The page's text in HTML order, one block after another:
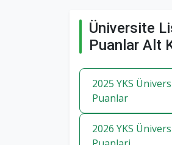
Üniversite
Puanlar Alt
2025 YKS
Puanlar
2026 YKS